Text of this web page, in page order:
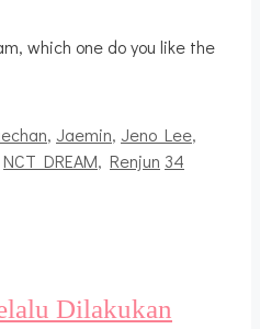
which one do you like the
, Jaemin, Jeno Lee,
NCT DREAM, Renjun 34
Dilakukan